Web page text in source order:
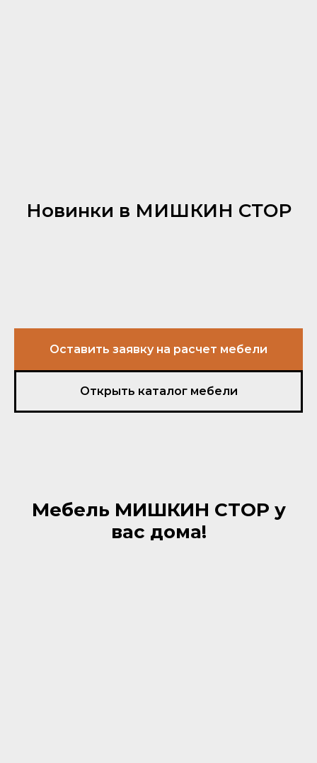
Новинки в МИШКИН СТОР
Оставить заявку на расчет мебели
Открыть каталог мебели
Мебель МИШКИН СТОР у
вас дома!